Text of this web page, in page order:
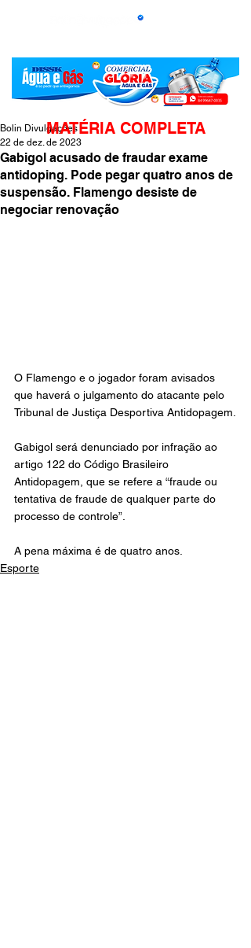
Gabigol acusado de fraudar exame
antidoping. Pode pegar quatro anos de
suspensão. Flamengo desiste de
negociar renovação
Bolin Divulgações
22 de dez. de 2023
O Flamengo e o jogador foram avisados
que haverá o julgamento do atacante pelo
Tribunal de Justiça Desportiva Antidopagem.
Gabigol será denunciado por infração ao
artigo 122 do Código Brasileiro
Antidopagem, que se refere a “fraude ou
tentativa de fraude de qualquer parte do
processo de controle”.
A pena máxima é de quatro anos.
Esporte
MATÉRIA COMPLETA